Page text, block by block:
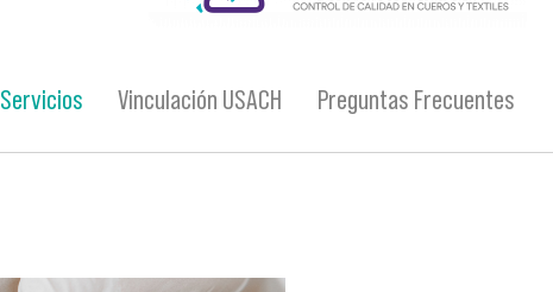
Servicios Vinculación USACH Preguntas Frecuentes